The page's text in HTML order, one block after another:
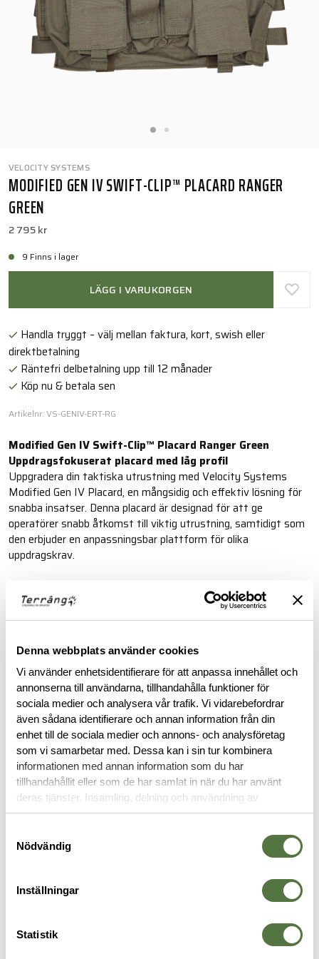
Denna webbplats använder cookies
Vi använder enhetsidentifierare för att anpassa innehållet och
annonserna till användarna, tillhandahålla funktioner för
sociala medier och analysera vår trafik. Vi vidarebefordrar
även sådana identifierare och annan information från din
enhet till de sociala medier och annons- och analysföretag
som vi samarbetar med. Dessa kan i sin tur kombinera
informationen med annan information som du har
tillhandahållit eller som de har samlat in när du har använt
deras tjänster. Insamling, delning och användning av
personuppgifter kan användas för personalisering av
Nödvändig
Inställningar
Statistik
VELOCITY SYSTEMS
MODIFIED GEN IV SWIFT-CLIP™ PLACARD RANGER
GREEN
2 795 kr
9 Finns i lager
LÄGG I VARUKORGEN
Handla tryggt – välj mellan faktura, kort, swish eller
direktbetalning
Räntefri delbetalning upp till 12 månader
Köp nu & betala sen
Artikelnr: VS-GENIV-ERT-RG
Modified Gen IV Swift-Clip™ Placard Ranger Green
Uppdragsfokuserat placard med låg profil
Uppgradera din taktiska utrustning med Velocity Systems
Modified Gen IV Placard, en mångsidig och effektiv lösning för
snabba insatser. Denna placard är designad för att ge
operatörer snabb åtkomst till viktig utrustning, samtidigt som
den erbjuder en anpassningsbar plattform för olika
uppdragskrav.
BESKRIVNING
RECENSIONER
OM VARUMÄRKET